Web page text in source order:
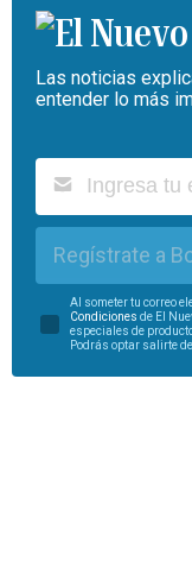
Las noticias
entender lo más
Regístrate a
Al someter tu correo
Condiciones de El
especiales de
Podrás optar salirte